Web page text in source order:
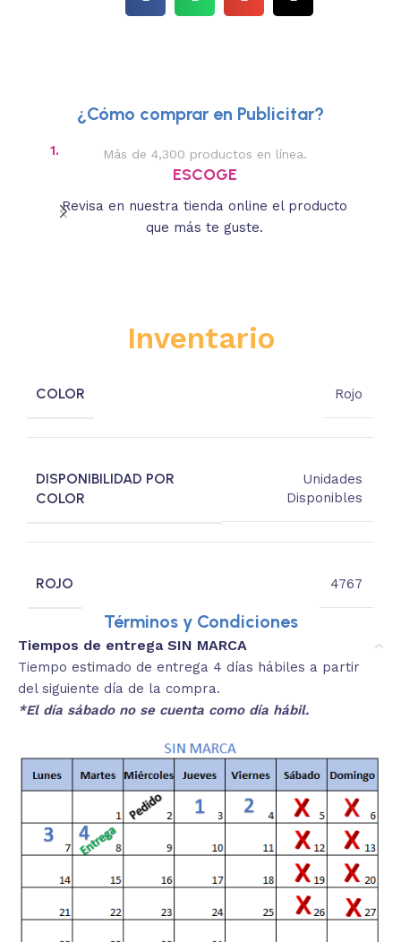
¿Cómo comprar en Publicitar?
1. Más de 4,300 productos en línea.
ESCOGE
Revisa en nuestra tienda online el producto
que más te guste.
Inventario
COLOR Rojo
DISPONIBILIDAD POR
COLOR
Unidades
Disponibles
ROJO 4767
Términos y Condiciones
Tiempos de entrega SIN MARCA
Tiempo estimado de entrega 4 días hábiles a partir
del siguiente día de la compra.
*El día sábado no se cuenta como día hábil.